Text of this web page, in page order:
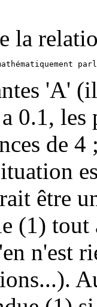
la
'A'
0.1,
de
être
(1) tout
n'est